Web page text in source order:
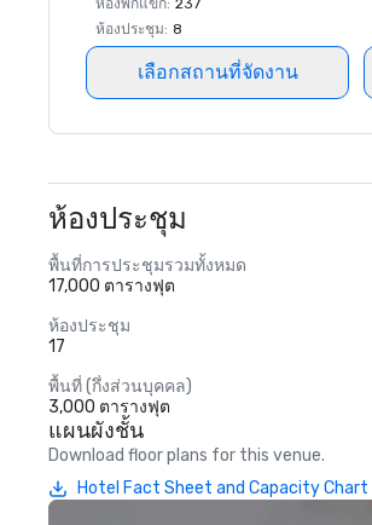
ห้องพักแขก: 237
ห้องประชุม: 8
เลือกสถานที่จัดงาน
ห้องประชุม
พื้นที่การประชุมรวมทั้งหมด
17,000 ตารางฟุต
ห้องประชุม
17
พื้นที่ (กึ่งส่วนบุคคล)
3,000 ตารางฟุต
แผนผังชั้น
Download floor plans for this venue.
Hotel Fact Sheet and Capacity Chart